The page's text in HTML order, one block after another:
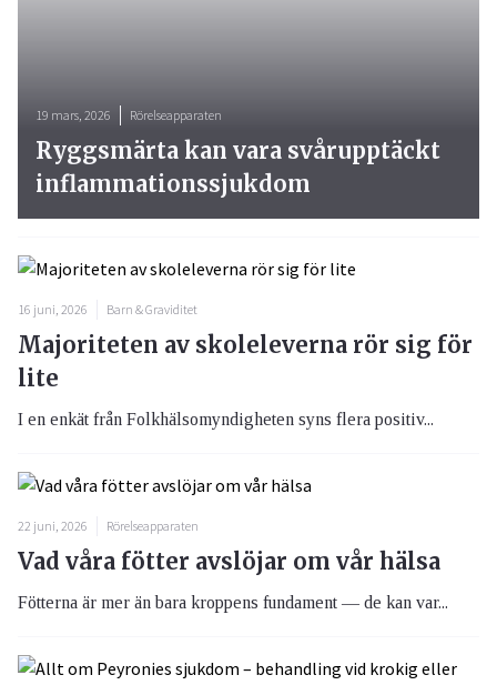
16 juni, 2026 Barn & Graviditet
Majoriteten av skoleleverna rör sig för
lite
I en enkät från Folkhälsomyndigheten syns flera positiv...
22 juni, 2026 Rörelseapparaten
Vad våra fötter avslöjar om vår hälsa
Fötterna är mer än bara kroppens fundament — de kan var...
19 mars, 2026 Rörelseapparaten
Ryggsmärta kan vara svårupptäckt
inflammationssjukdom